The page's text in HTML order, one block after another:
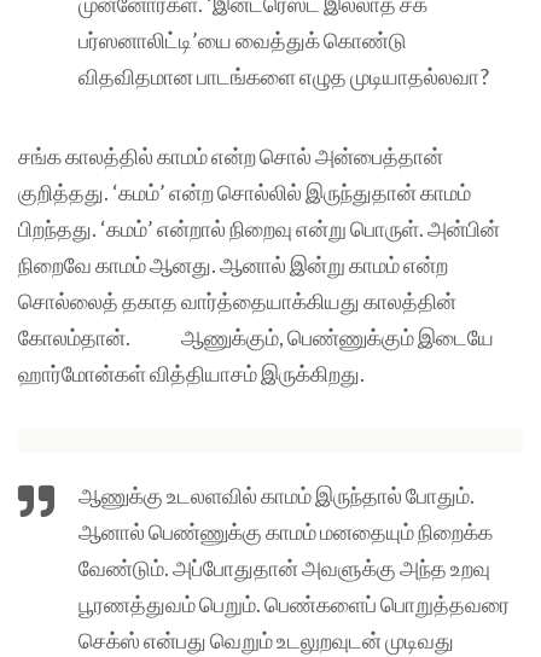
பர்ஸனாலிட்டி’யை வைத்துக் கொண்டு
விதவிதமான பாடங்களை எழுத முடியாதல்லவா?
சங்க காலத்தில் காமம் என்ற சொல் அன்பைத்தான்
குறித்தது. ‘கமம்’ என்ற சொல்லில் இருந்துதான் காமம்
பிறந்தது. ‘கமம்’ என்றால் நிறைவு என்று பொருள். அன்பின்
நிறைவே காமம் ஆனது. ஆனால் இன்று காமம் என்ற
சொல்லைத் தகாத வார்த்தையாக்கியது காலத்தின்
கோலம்தான். ஆணுக்கும், பெண்ணுக்கும் இடையே
ஹார்மோன்கள் வித்தியாசம் இருக்கிறது.
ஆணுக்கு உடலளவில் காமம் இருந்தால் போதும்.
ஆனால் பெண்ணுக்கு காமம் மனதையும் நிறைக்க
வேண்டும். அப்போதுதான் அவளுக்கு அந்த உறவு
பூரணத்துவம் பெறும். பெண்களைப் பொறுத்தவரை
செக்ஸ் என்பது வெறும் உடலுறவுடன் முடிவது